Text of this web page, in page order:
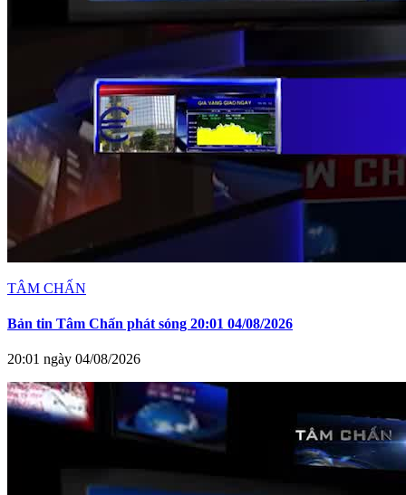
TÂM CHẤN
Bản tin Tâm Chấn phát sóng 20:01 04/08/2026
20:01 ngày 04/08/2026